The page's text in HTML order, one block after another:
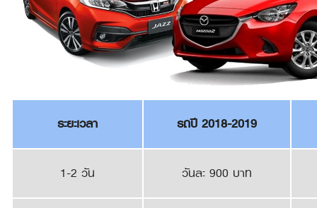
ระยะเวลา รถปี 2018-2019
1-2 วัน วันละ 900 บาท